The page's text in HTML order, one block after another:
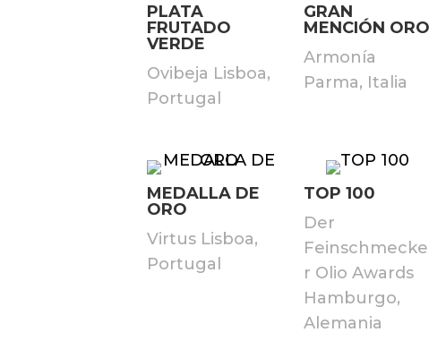
PLATA
FRUTADO
VERDE
Ovibeja Lisboa,
Portugal
GRAN
MENCIÓN ORO
Armonía
Parma, Italia
MEDALLA DE
ORO
Virtus Lisboa,
Portugal
TOP 100
Der
Feinschmecke
r Olio Awards
Hamburgo,
Alemania